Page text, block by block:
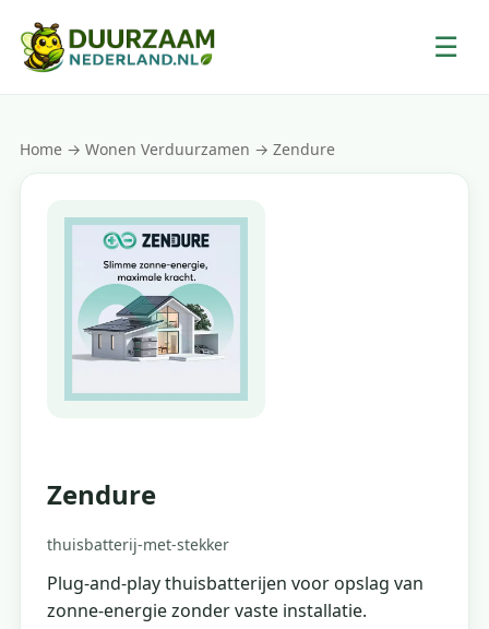
☰
Home → Wonen Verduurzamen → Zendure
Zendure
thuisbatterij-met-stekker
Plug-and-play thuisbatterijen voor opslag van
zonne-energie zonder vaste installatie.